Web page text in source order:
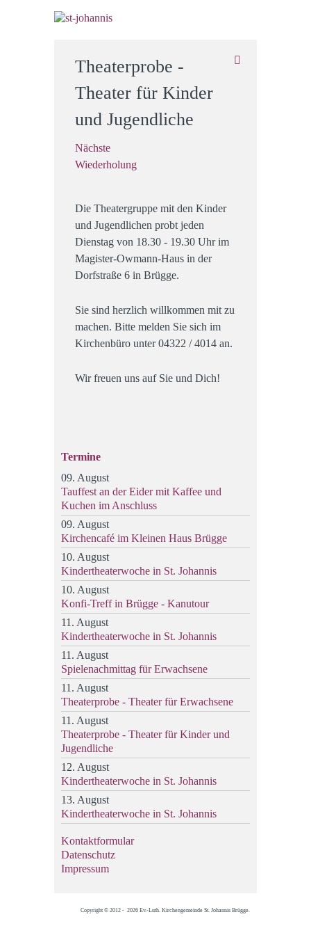
Theaterprobe -
Theater für Kinder
und Jugendliche
Nächste
Wiederholung
Die Theatergruppe mit den Kinder
und Jugendlichen probt jeden
Dienstag von 18.30 - 19.30 Uhr im
Magister-Owmann-Haus in der
Dorfstraße 6 in Brügge.
Sie sind herzlich willkommen mit zu
machen. Bitte melden Sie sich im
Kirchenbüro unter 04322 / 4014 an.
Wir freuen uns auf Sie und Dich!
Termine
09. August
Tauffest an der Eider mit Kaffee und
Kuchen im Anschluss
09. August
Kirchencafé im Kleinen Haus Brügge
10. August
Kindertheaterwoche in St. Johannis
10. August
Konfi-Treff in Brügge - Kanutour
11. August
Kindertheaterwoche in St. Johannis
11. August
Spielenachmittag für Erwachsene
11. August
Theaterprobe - Theater für Erwachsene
11. August
Theaterprobe - Theater für Kinder und
Jugendliche
12. August
Kindertheaterwoche in St. Johannis
13. August
Kindertheaterwoche in St. Johannis
Kontaktformular
Datenschutz
Impressum
Copyright © 2012 - 2026 Ev.-Luth. Kirchengemeinde St. Johannis Brügge.